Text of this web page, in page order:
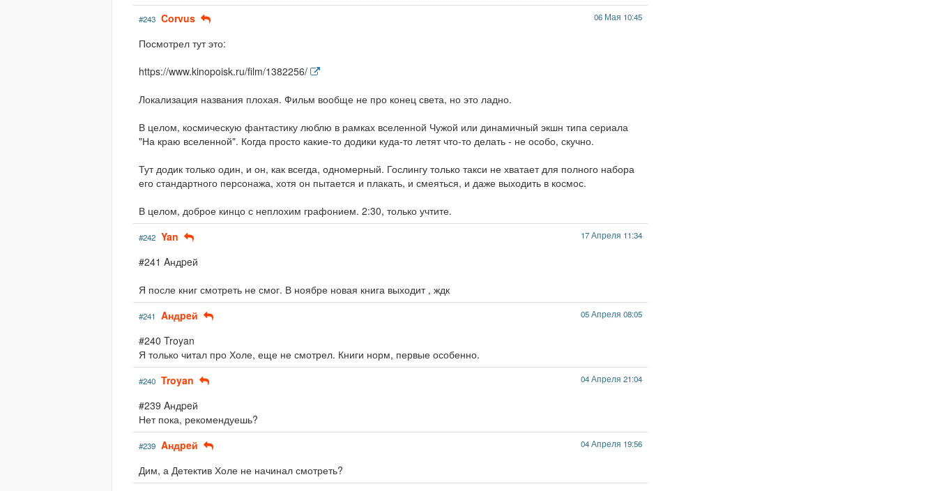
#243 Corvus 06 Мая 10:45
Посмотрел тут это:
https://www.kinopoisk.ru/film/1382256/
Локализация названия плохая. Фильм вообще не про конец света, но это ладно.
В целом, космическую фантастику люблю в рамках вселенной Чужой или динамичный экшн типа сериала
"На краю вселенной". Когда просто какие-то додики куда-то летят что-то делать - не особо, скучно.
Тут додик только один, и он, как всегда, одномерный. Гослингу только такси не хватает для полного набора
его стандартного персонажа, хотя он пытается и плакать, и смеяться, и даже выходить в космос.
В целом, доброе кинцо с неплохим графонием. 2:30, только учтите.
#242 Yan 17 Апреля 11:34
#241 Aндpeй
Я после книг смотреть не смог. В ноябре новая книга выходит , ждк
#241 Aндpeй 05 Апреля 08:05
#240 Troyan
Я только читал про Холе, еще не смотрел. Книги норм, первые особенно.
#240 Troyan 04 Апреля 21:04
#239 Aндpeй
Нет пока, рекомендуешь?
#239 Aндpeй 04 Апреля 19:56
Дим, а Детектив Холе не начинал смотреть?